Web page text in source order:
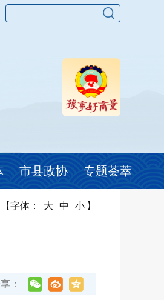
市县政协 专题荟萃
【字体： 大 中 小 】
：